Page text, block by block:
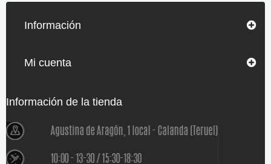
Información
Mi cuenta
Información de la tienda